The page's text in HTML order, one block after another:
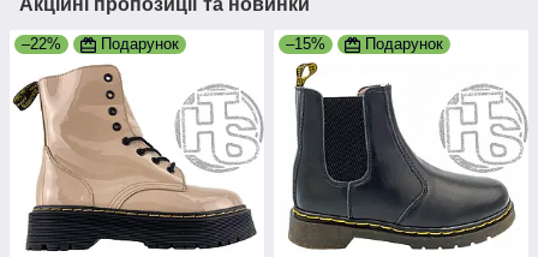
Акційні пропозиції та новинки
–22% Подарунок –15% Подарунок